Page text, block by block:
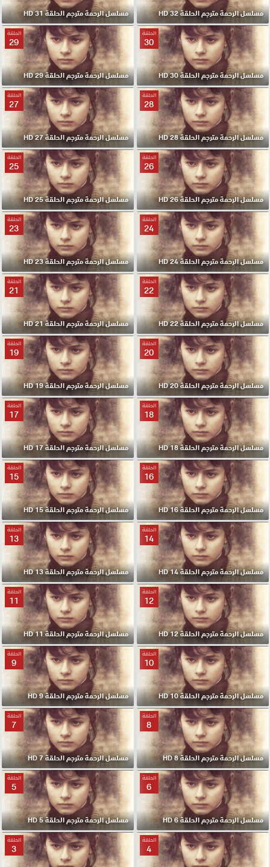
مسلسل الرحمة مترجم الحلقة 32 HD مسلسل الرحمة مترجم الحلقة 31 HD
الحلقة
30
مسلسل الرحمة مترجم الحلقة 30 HD
الحلقة
29
مسلسل الرحمة مترجم الحلقة 29 HD
الحلقة
28
مسلسل الرحمة مترجم الحلقة 28 HD
الحلقة
27
مسلسل الرحمة مترجم الحلقة 27 HD
الحلقة
26
مسلسل الرحمة مترجم الحلقة 26 HD
الحلقة
25
مسلسل الرحمة مترجم الحلقة 25 HD
الحلقة
24
مسلسل الرحمة مترجم الحلقة 24 HD
الحلقة
23
مسلسل الرحمة مترجم الحلقة 23 HD
الحلقة
22
مسلسل الرحمة مترجم الحلقة 22 HD
الحلقة
21
مسلسل الرحمة مترجم الحلقة 21 HD
الحلقة
20
مسلسل الرحمة مترجم الحلقة 20 HD
الحلقة
19
مسلسل الرحمة مترجم الحلقة 19 HD
الحلقة
18
مسلسل الرحمة مترجم الحلقة 18 HD
الحلقة
17
مسلسل الرحمة مترجم الحلقة 17 HD
الحلقة
16
مسلسل الرحمة مترجم الحلقة 16 HD
الحلقة
15
مسلسل الرحمة مترجم الحلقة 15 HD
الحلقة
14
مسلسل الرحمة مترجم الحلقة 14 HD
الحلقة
13
مسلسل الرحمة مترجم الحلقة 13 HD
الحلقة
12
مسلسل الرحمة مترجم الحلقة 12 HD
الحلقة
11
مسلسل الرحمة مترجم الحلقة 11 HD
الحلقة
10
مسلسل الرحمة مترجم الحلقة 10 HD
الحلقة
9
مسلسل الرحمة مترجم الحلقة 9 HD
الحلقة
8
مسلسل الرحمة مترجم الحلقة 8 HD
الحلقة
7
مسلسل الرحمة مترجم الحلقة 7 HD
الحلقة
6
مسلسل الرحمة مترجم الحلقة 6 HD
الحلقة
5
مسلسل الرحمة مترجم الحلقة 5 HD
الحلقة
4
الحلقة
3